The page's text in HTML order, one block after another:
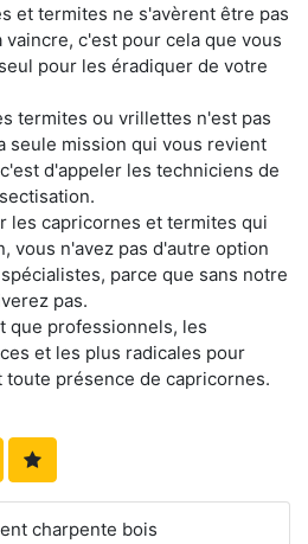
et termites ne s'avèrent être pas
c'est pour cela que vous
pour les éradiquer de votre
termites ou vrillettes n'est pas
seule mission qui vous revient
d'appeler les techniciens de
les capricornes et termites qui
vous n'avez pas d'autre option
parce que sans notre
pas.
que professionnels, les
et les plus radicales pour
présence de capricornes.
charpente bois